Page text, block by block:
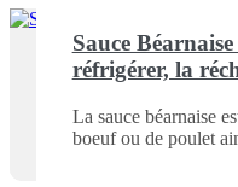
Sauce
réfrigérer, la
La sauce béarnaise
boeuf ou de poulet